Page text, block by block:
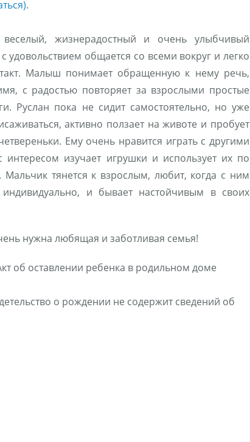
.
жизнерадостный и очень улыбчивый
удовольствием общается со всеми вокруг и легко
Малыш понимает обращенную к нему речь,
с радостью повторяет за взрослыми простые
Руслан пока не сидит самостоятельно, но уже
активно ползает на животе и пробует
Ему очень нравится играть с другими
интересом изучает игрушки и использует их по
Мальчик тянется к взрослым, любит, когда с ним
индивидуально, и бывает настойчивым в своих
нужна любящая и заботливая семья!
об оставлении ребенка в родильном доме
о рождении не содержит сведений об